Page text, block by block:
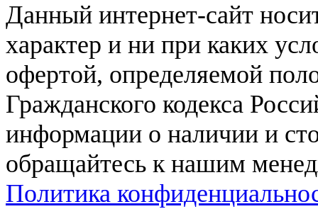
Данный интернет-сайт
характер и ни при каких
офертой, определяемой
Гражданского кодекса
информации о наличии и
обращайтесь к нашим
Политика